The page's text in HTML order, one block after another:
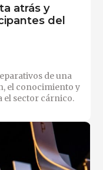
atrás y
del
de una
el conocimiento y
el sector cárnico.